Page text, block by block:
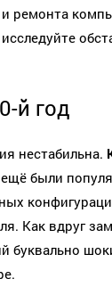
ремонта
й год
нестабильна.
ещё были
Как вдруг
буквально